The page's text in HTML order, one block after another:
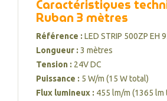
Caractéristiques
Ruban 3 mètres
Référence : LED STRIP 500ZP EH
Longueur : 3 mètres
Tension : 24V DC
Puissance : 5 W/m (15 W total)
Flux lumineux : 455 lm/m (1365 lm